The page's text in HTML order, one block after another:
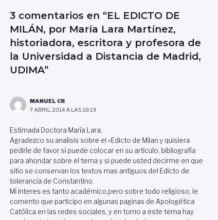
3 comentarios en “EL EDICTO DE
MILÁN, por María Lara Martínez,
historiadora, escritora y profesora de
la Universidad a Distancia de Madrid,
UDIMA”
MANUEL CR
7 ABRIL, 2014 A LAS 18:19
Estimada Doctora María Lara.
Agradezco su analisis sobre el «Edicto de Milan y quisiera
pedirle de favor si puede colocar en su artículo, bibliografía
para ahondar sobre el tema y si puede usted decirme en que
sitio se conservan los textos mas antiguos del Edicto de
tolerancia de Constantino.
Mi interes es tanto académico,pero sobre todo religioso, le
comento que participo en algunas paginas de Apologética
Católica en las redes sociales, y en torno a este tema hay